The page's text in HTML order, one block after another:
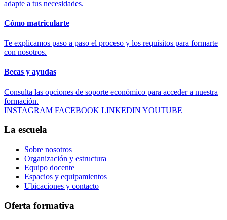
adapte a tus necesidades.
Cómo matricularte
Te explicamos paso a paso el proceso y los requisitos para formarte
con nosotros.
Becas y ayudas
Consulta las opciones de soporte económico para acceder a nuestra
formación.
INSTAGRAM FACEBOOK LINKEDIN YOUTUBE
La escuela
Sobre nosotros
Organización y estructura
Equipo docente
Espacios y equipamientos
Ubicaciones y contacto
Oferta formativa